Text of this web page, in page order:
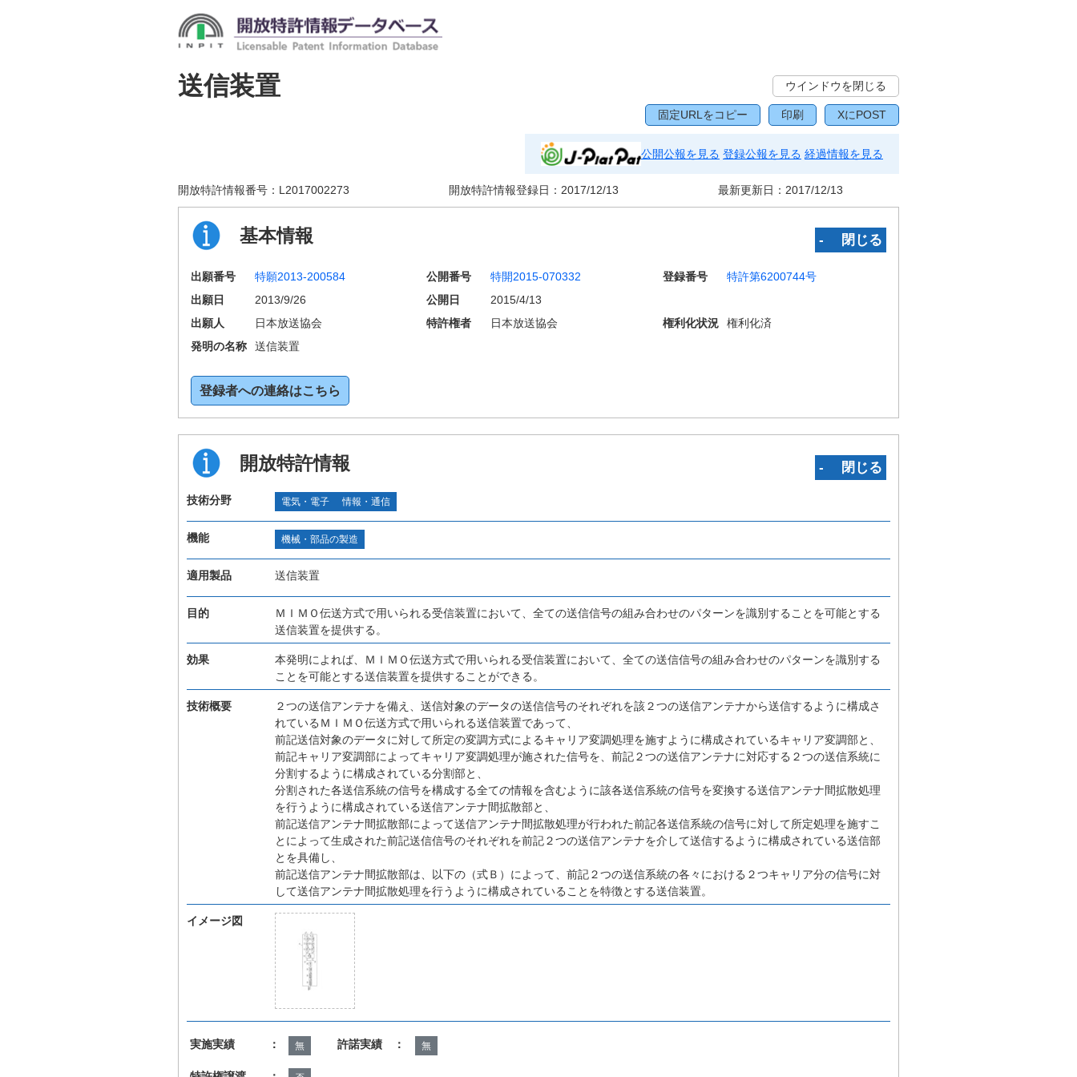
送信装置 ウインドウを閉じる
固定URLをコピー 印刷 XにPOST
公開公報を見る 登録公報を見る 経過情報を見る
開放特許情報番号： L2017002273 開放特許情報登録日： 2017/12/13 最新更新日： 2017/12/13
基本情報 ‐ 閉じる
出願番号 特願2013-200584 公開番号 特開2015-070332 登録番号
特許第6200744号
出願日
2013/9/26 公開日
2015/4/13
出願人
日本放送協会 特許権者 日本放送協会 権利化状況
権利化済
発明の名称
送信装置
登録者への連絡はこちら
開放特許情報 ‐ 閉じる
技術分野 電気・電子 情報・通信
機能 機械・部品の製造
適用製品 送信装置
目的
ＭＩＭＯ伝送方式で用いられる受信装置において、全ての送信信号の組み合わせのパターンを識別することを可能とする
送信装置を提供する。
効果
本発明によれば、ＭＩＭＯ伝送方式で用いられる受信装置において、全ての送信信号の組み合わせのパターンを識別する
ことを可能とする送信装置を提供することができる。
技術概要
２つの送信アンテナを備え、送信対象のデータの送信信号のそれぞれを該２つの送信アンテナから送信するように構成さ
れているＭＩＭＯ伝送方式で用いられる送信装置であって、
前記送信対象のデータに対して所定の変調方式によるキャリア変調処理を施すように構成されているキャリア変調部と、
前記キャリア変調部によってキャリア変調処理が施された信号を、前記２つの送信アンテナに対応する２つの送信系統に
分割するように構成されている分割部と、
分割された各送信系統の信号を構成する全ての情報を含むように該各送信系統の信号を変換する送信アンテナ間拡散処理
を行うように構成されている送信アンテナ間拡散部と、
前記送信アンテナ間拡散部によって送信アンテナ間拡散処理が行われた前記各送信系統の信号に対して所定処理を施すこ
とによって生成された前記送信信号のそれぞれを前記２つの送信アンテナを介して送信するように構成されている送信部
とを具備し、
前記送信アンテナ間拡散部は、以下の（式Ｂ）によって、前記２つの送信系統の各々における２つキャリア分の信号に対
して送信アンテナ間拡散処理を行うように構成されていることを特徴とする送信装置。
イメージ図
実施実績 ： 無 許諾実績 ： 無